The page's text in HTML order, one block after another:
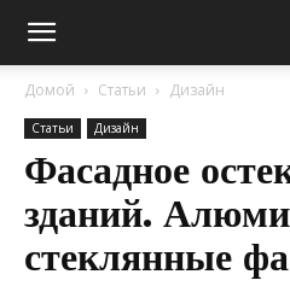
Домой Статьи Дизайн
Статьи Дизайн
Фасадное
зданий.
стеклянные